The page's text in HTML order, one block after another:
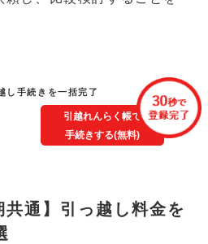
し手続きを一括完了
引越れんらく帳で
手続きする(無料)
共通】引っ越し料金を